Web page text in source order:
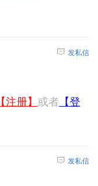
发私信
【注册】 或者 【登
发私信